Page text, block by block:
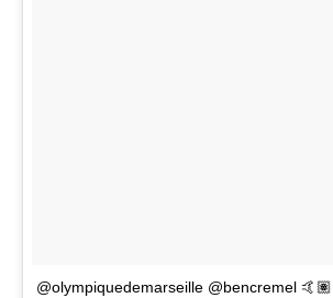
@olympiquedemarseille @bencremel 🤙🏽